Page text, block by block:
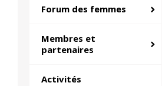
Forum des femmes
Membres et
partenaires
Activités